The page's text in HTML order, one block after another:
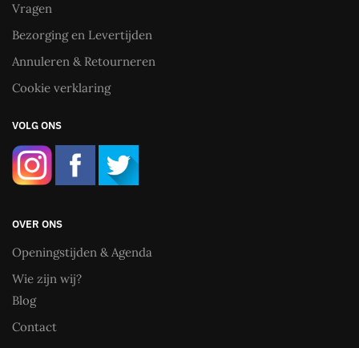
Vragen
Bezorging en Levertijden
Annuleren & Retourneren
Cookie verklaring
VOLG ONS
OVER ONS
Openingstijden & Agenda
Wie zijn wij?
Blog
Contact